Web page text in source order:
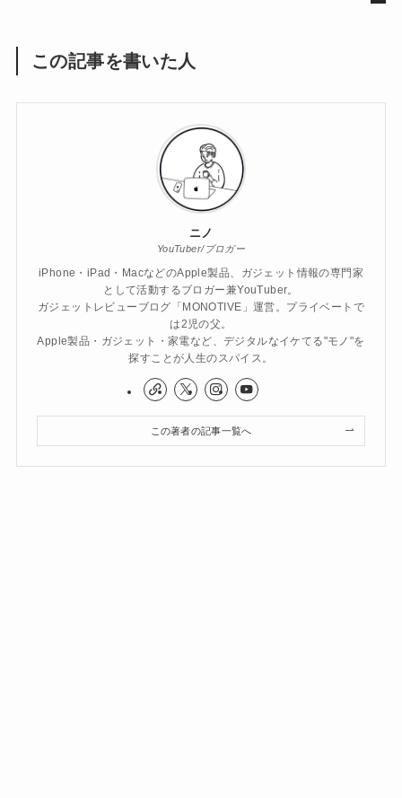
この記事を書いた人
ニノ
YouTuber/ブロガー
iPhone・iPad・MacなどのApple製品、ガジェット情報の専門家
として活動するブロガー兼YouTuber。
ガジェットレビューブログ「MONOTIVE」運営。プライベートで
は2児の父。
Apple製品・ガジェット・家電など、デジタルなイケてる"モノ"を
探すことが人生のスパイス。
この著者の記事一覧へ